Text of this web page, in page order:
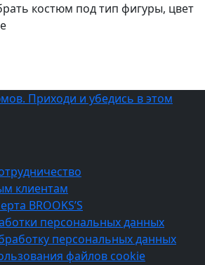
костюм под тип фигуры, цвет
клиентам
BROOKS’S
персональных данных
персональных данных
файлов cookie